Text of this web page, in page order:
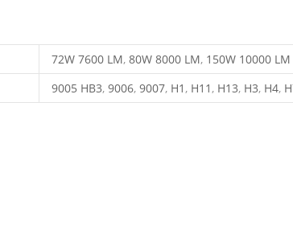
72W 7600 LM,80W 8000 LM, 150W 10000 LM
9005 HB3,9006,9007, H1 , H11 , H13, H3, H4,